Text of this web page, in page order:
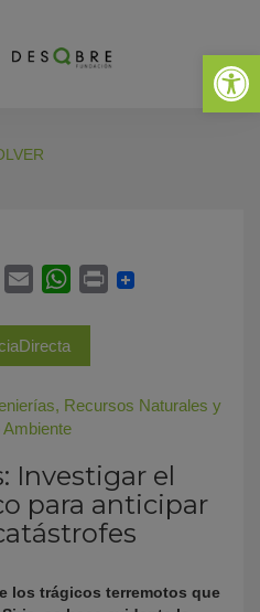
Abrir
, Recursos Naturales y
Ambiente
Investigar el
para anticipar
los trágicos terremotos que